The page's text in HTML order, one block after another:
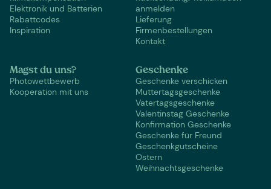
Elektronik und Batterien
Rabattcodes
Inspiration
anmelden
Lieferung
Firmenbestellungen
Kontakt
Magst du uns?
Photowettbewerb
Kooperation mit uns
Geschenke
Geschenke verschicken
Muttertagsgeschenke
Vatertagsgeschenke
Valentinstag Geschenke
Konfirmation Geschenke
Geschenke für Freund
Geschenkgutscheine
Ostern
Weihnachtsgeschenke